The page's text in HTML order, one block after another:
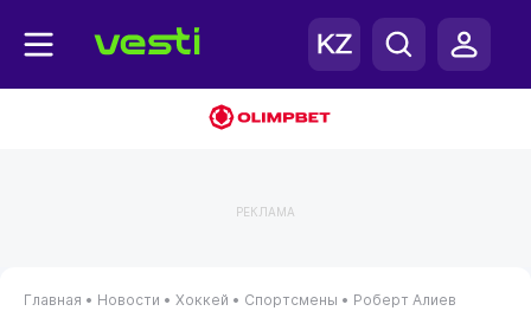
РЕКЛАМА
Главная • Новости • Хоккей • Спортсмены • Роберт Алиев